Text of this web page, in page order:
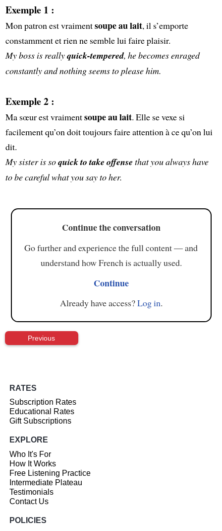
Exemple 1 :
Mon patron est vraimentsoupe au lait, il s’emporte
constamment et rien ne semble lui faire plaisir.
My boss is reallyquick-tempered, he becomes enraged
constantly and nothing seems to please him.
Exemple 2 :
Ma sœur est vraimentsoupe au lait. Elle se vexe si
facilement qu’on doit toujours faire attention à ce qu’on lui
dit.
My sister is soquick to take offense that you always have
to be careful what you say to her.
Continue the conversation
Go further and experience the full content — and
understand how French is actually used.
Continue
Already have access?Log in.
Previous
RATES
Subscription Rates
Educational Rates
Gift Subscriptions
EXPLORE
Who It's For
How It Works
Free Listening Practice
Intermediate Plateau
Testimonials
Contact Us
POLICIES